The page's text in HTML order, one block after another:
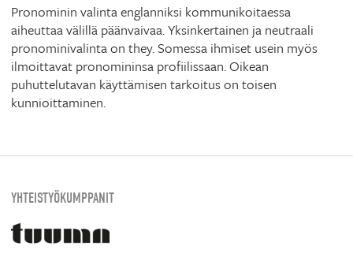
Pronominin valinta englanniksi kommunikoitaessa
aiheuttaa välillä päänvaivaa. Yksinkertainen ja neutraali
pronominivalinta on they. Somessa ihmiset usein myös
ilmoittavat pronomininsa profiilissaan. Oikean
puhuttelutavan käyttämisen tarkoitus on toisen
kunnioittaminen.
YHTEISTYÖKUMPPANIT